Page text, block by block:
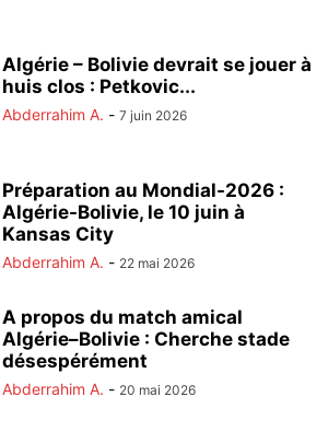
Algérie – Bolivie devrait se jouer à
huis clos : Petkovic...
Abderrahim A. - 7 juin 2026
Préparation au Mondial-2026 :
Algérie-Bolivie, le 10 juin à
Kansas City
Abderrahim A. - 22 mai 2026
A propos du match amical
Algérie–Bolivie : Cherche stade
désespérément
Abderrahim A. - 20 mai 2026